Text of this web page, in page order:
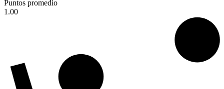
Puntos promedio
1.00